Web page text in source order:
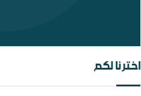
اخترنا لكم
شبهات عن الغلو عند السلفيين .
مقالات سابقة